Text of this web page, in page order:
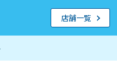
店舗一覧